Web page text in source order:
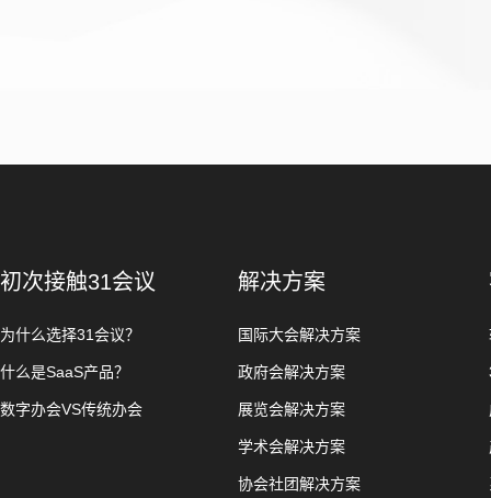
初次接触31会议
为什么选择31会议？
什么是SaaS产品？
数字办会VS传统办会
解决方案
国际大会解决方案
政府会解决方案
展览会解决方案
学术会解决方案
协会社团解决方案